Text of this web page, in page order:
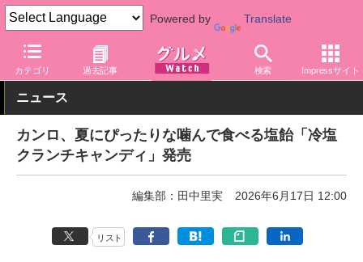
Powered by Translate
カテゴリ 過去記事 検索 Impressサイト
グルメ Watch 菓子・スイーツ あめ・ガム・グミ
ニュース
カンロ、夏にぴったりな噛んで食べる塩飴「冷塩
クランチキャンディ」発売
編集部：田中里実 2026年6月17日 12:00
リスト